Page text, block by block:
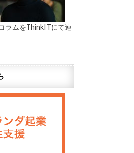
ラムをThinkITにて連